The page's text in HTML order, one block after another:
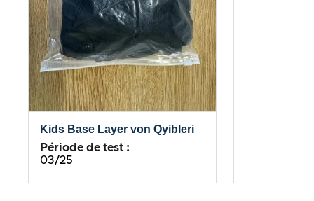
Kids Base Layer von Qyibleri
Période de test :
03/25